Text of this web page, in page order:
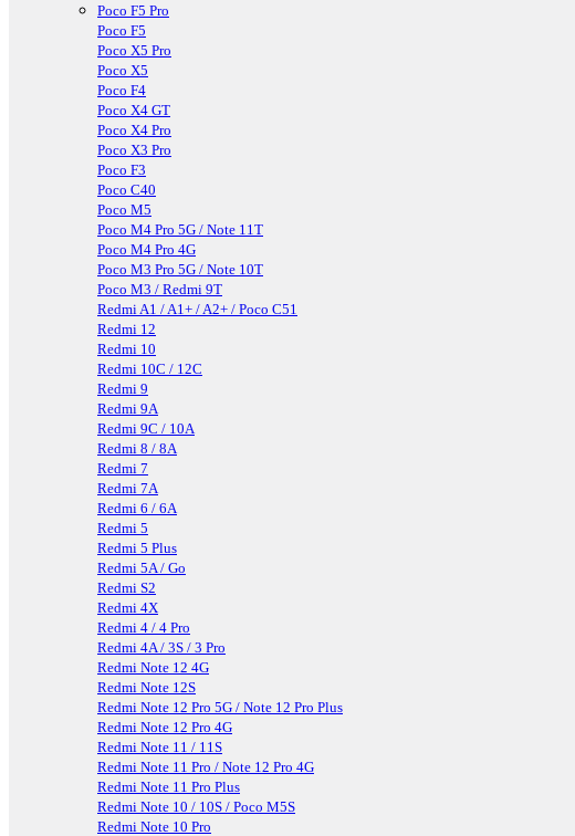
Poco F5 Pro
Poco F5
Poco X5 Pro
Poco X5
Poco F4
Poco X4 GT
Poco X4 Pro
Poco X3 Pro
Poco F3
Poco C40
Poco M5
Poco M4 Pro 5G / Note 11T
Poco M4 Pro 4G
Poco M3 Pro 5G / Note 10T
Poco M3 / Redmi 9T
Redmi A1 / A1+ / A2+ / Poco C51
Redmi 12
Redmi 10
Redmi 10C / 12C
Redmi 9
Redmi 9A
Redmi 9C / 10A
Redmi 8 / 8A
Redmi 7
Redmi 7A
Redmi 6 / 6A
Redmi 5
Redmi 5 Plus
Redmi 5A / Go
Redmi S2
Redmi 4X
Redmi 4 / 4 Pro
Redmi 4A / 3S / 3 Pro
Redmi Note 12 4G
Redmi Note 12S
Redmi Note 12 Pro 5G / Note 12 Pro Plus
Redmi Note 12 Pro 4G
Redmi Note 11 / 11S
Redmi Note 11 Pro / Note 12 Pro 4G
Redmi Note 11 Pro Plus
Redmi Note 10 / 10S / Poco M5S
Redmi Note 10 Pro